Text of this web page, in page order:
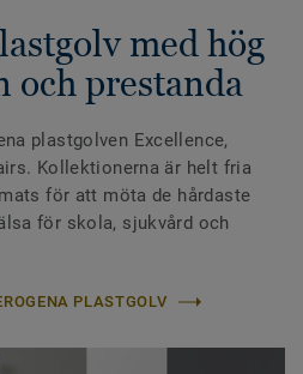
med hög
och prestanda
plastgolven Excellence,
Kollektionerna är helt fria
för att möta de hårdaste
för skola, sjukvård och
PLASTGOLV